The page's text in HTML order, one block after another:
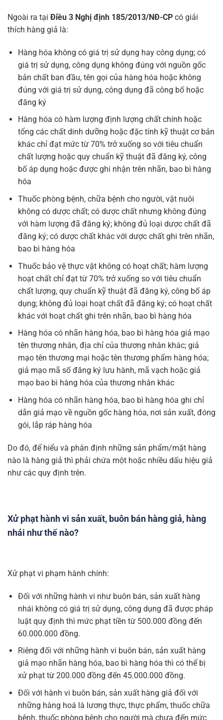
Ngoài ra tại Điều 3 Nghị định 185/2013/NĐ-CP có giải
thích hàng giả là:
Hàng hóa không có giá trị sử dụng hay công dụng; có
giá trị sử dụng, công dụng không đúng với nguồn gốc
bản chất ban đầu, tên gọi của hàng hóa hoặc không
đúng với giá trị sử dụng, công dụng đã công bố hoặc
đăng ký
Hàng hóa có hàm lượng định lượng chất chính hoặc
tổng các chất dinh dưỡng hoặc đặc tính kỹ thuật cơ bản
khác chỉ đạt mức từ 70% trở xuống so với tiêu chuẩn
chất lượng hoặc quy chuẩn kỹ thuật đã đăng ký, công
bố áp dụng hoặc được ghi nhận trên nhãn, bao bì hàng
hóa
Thuốc phòng bệnh, chữa bệnh cho người, vật nuôi
không có dược chất; có dược chất nhưng không đúng
với hàm lượng đã đăng ký; không đủ loại dược chất đã
đăng ký; có dược chất khác với dược chất ghi trên nhãn,
bao bì hàng hóa
Thuốc bảo vệ thực vật không có hoạt chất; hàm lượng
hoạt chất chỉ đạt từ 70% trở xuống so với tiêu chuẩn
chất lượng, quy chuẩn kỹ thuật đã đăng ký, công bố áp
dụng; không đủ loại hoạt chất đã đăng ký; có hoạt chất
khác với hoạt chất ghi trên nhãn, bao bì hàng hóa
Hàng hóa có nhãn hàng hóa, bao bì hàng hóa giả mạo
tên thương nhân, địa chỉ của thương nhân khác; giả
mạo tên thương mại hoặc tên thương phẩm hàng hóa;
giả mạo mã số đăng ký lưu hành, mã vạch hoặc giả
mạo bao bì hàng hóa của thương nhân khác
Hàng hóa có nhãn hàng hóa, bao bì hàng hóa ghi chỉ
dẫn giả mạo về nguồn gốc hàng hóa, nơi sản xuất, đóng
gói, lắp ráp hàng hóa
Do đó, để hiểu và phân định những sản phẩm/mặt hàng
nào là hàng giả thì phải chứa một hoặc nhiều dấu hiệu giả
như các quy định trên.
Xử phạt hành vi sản xuất, buôn bán hàng giả, hàng
nhái như thế nào?
Xử phạt vi phạm hành chính:
Đối với những hành vi như buôn bán, sản xuất hàng
nhái không có giá trị sử dụng, công dụng đã được pháp
luật quy định thì mức phạt tiền từ 500.000 đồng đến
60.000.000 đồng.
Riêng đối với những hành vi buôn bán, sản xuất hàng
giả mạo nhãn hàng hóa, bao bì hàng hóa thì có thể bị
xử phạt từ 200.000 đồng đến 45.000.000 đồng.
Đối với hành vi buôn bán, sản xuất hàng giả đối với
những hàng hoá là lương thực, thực phẩm, thuốc chữa
bệnh, thuốc phòng bệnh cho người mà chưa đến mức